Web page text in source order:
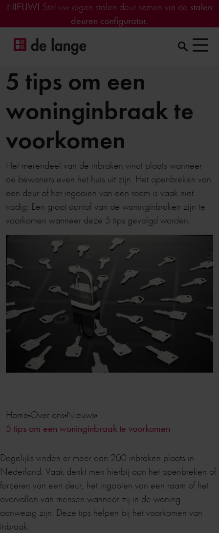
NIEUW! Stel uw eigen stalen deur samen via de stalen
deuren configurator.
5 tips om een
woninginbraak te
voorkomen
Het merendeel van de inbraken vindt plaats wanneer
de bewoners even het huis uit zijn. Het openbreken van
een deur of het ingooien van een raam is vaak niet
nodig. Een groot aantal van de woninginbraken zijn te
voorkomen wanneer deze 5 tips gevolgd worden.
Home Over ons Nieuws
5 tips om een woninginbraak te voorkomen
Dagelijks vinden er meer dan 200 inbraken plaats in
Nederland. Vaak denkt men hierbij aan het openbreken of
forceren van een deur, het ingooien van een raam of het
overvallen van mensen wanneer zij in de woning
aanwezig zijn. Deze tips helpen bij het voorkomen van
inbraak: